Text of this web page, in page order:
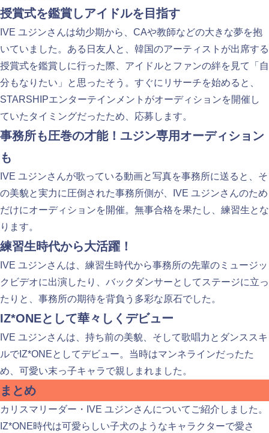
授賞式を鑑賞しアイドルを目指す
IVE ユジンさんは幼少期から、CAや教師などの大きな夢を抱
いていました。ある日友人と、韓国のアーティストが出席する
授賞式を鑑賞しに行った際、アイドルとファンの絆を見て「自
分もなりたい」と思ったそう。すぐにリサーチを始めると、
STARSHIPエンターテインメントがオーディションを開催し
ていたタイミングだったため、応募します。
事務所も圧巻の才能！ユジン専用オーディション
も
IVE ユジンさんが歌っている動画と写真を事務所に送ると、そ
の美貌と実力に圧倒された事務所側が、IVE ユジンさんのため
だけにオーディションを開催。無事合格を果たし、練習生とな
ります。
練習生時代から大活躍！
IVE ユジンさんは、練習生時代から事務所の先輩のミュージッ
クビデオに出演したり、バックダンサーとしてステージに立っ
たりと、事務所の期待を背負う多彩な原石でした。
IZ*ONEとして華々しくデビュー
IVE ユジンさんは、持ち前の美貌、そして歌唱力とダンススキ
ルでIZ*ONEとしてデビュー。当時はマンネラインだったた
め、可愛い末っ子キャラで親しまれました。
まとめ
カリスマリーダー・IVE ユジンさんについてご紹介しました。
IZ*ONE時代は可愛らしい子犬のようなキャラクターで愛さ